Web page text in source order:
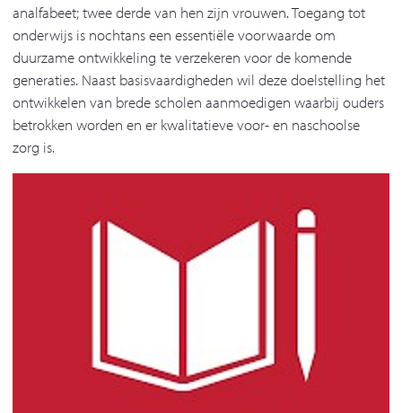
analfabeet; twee derde van hen zijn vrouwen. Toegang tot
onderwijs is nochtans een essentiële voorwaarde om
duurzame ontwikkeling te verzekeren voor de komende
generaties. Naast basisvaardigheden wil deze doelstelling het
ontwikkelen van brede scholen aanmoedigen waarbij ouders
betrokken worden en er kwalitatieve voor- en naschoolse
zorg is.